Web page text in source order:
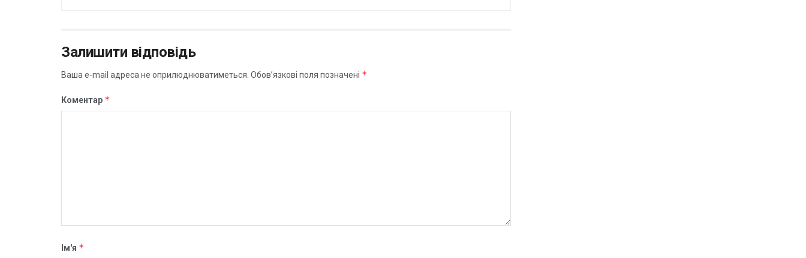
Залишити відповідь
Ваша e-mail адреса не оприлюднюватиметься. Обов’язкові поля позначені *
Коментар *
Ім'я *